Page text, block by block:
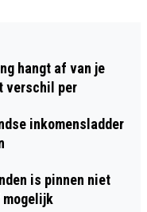
hangt af van je
verschil per
inkomensladder
is pinnen niet